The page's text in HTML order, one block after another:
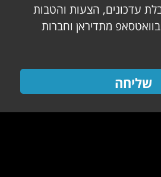
עדכונים, הצעות והטבות
מתדיראן וחברות
שליחה